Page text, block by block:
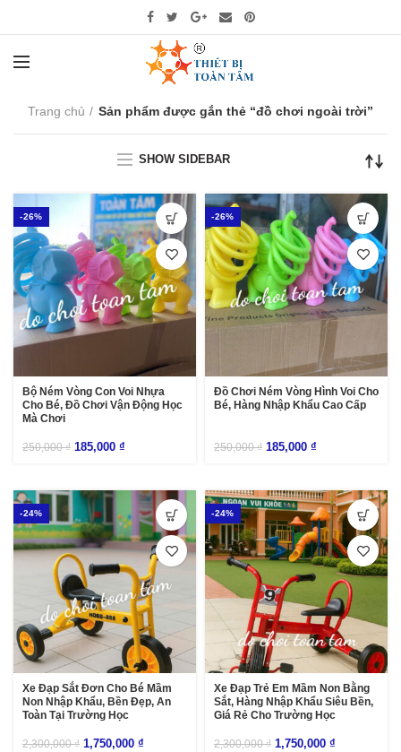
Trang chủ Sản phẩm được gắn thẻ “đồ chơi ngoài trời”
SHOW SIDEBAR
-26%
Bộ Ném Vòng Con Voi Nhựa
Cho Bé, Đồ Chơi Vận Động Học
Mà Chơi
250,000₫ 185,000 ₫
-26%
Đồ Chơi Ném Vòng Hình Voi Cho
Bé, Hàng Nhập Khẩu Cao Cấp
250,000₫ 185,000 ₫
-24%
Xe Đạp Sắt Đơn Cho Bé Mầm
Non Nhập Khẩu, Bền Đẹp, An
Toàn Tại Trường Học
2,300,000₫ 1,750,000 ₫
-24%
Xe Đạp Trẻ Em Mầm Non Bằng
Sắt, Hàng Nhập Khẩu Siêu Bền,
Giá Rẻ Cho Trường Học
2,300,000₫ 1,750,000 ₫